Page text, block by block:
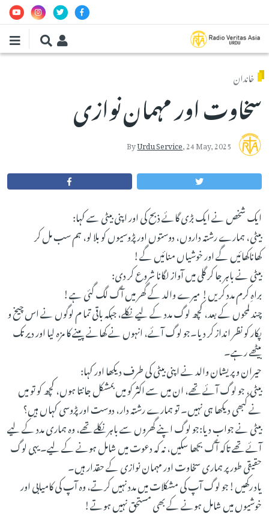
خاندان
سخاوت اور مہمان نوازی
ByUrdu Service,24 May, 2025
ایک شخص نے ایک بڑی گائے ذبح کی اور اپنی بیٹی سے کہا:
بیٹی، ہمارے رشتہ داروں، دوستوں اور پڑوسیوں کو بلا لو، ہم سب مل کر
کھاناکھائیں گے اور خوشیاں منائیں گے!
بیٹی نے باہر جا کر گلی میں آواز لگانا شروع کر دی:
براہِ کرم مدد کریں! میرے والد کے گھر میں آگ لگ گئی ہے!
چند لمحوں کے بعد، کچھ لوگ مدد کے لیے نکلے، جبکہ باقی تما م لوگوں نے اس چیخ و
پکار کو نظر انداز کر دیا۔جو لوگ آئے، انہوں نے کھانے پینے کا مزہ لیا اور دیر تک
بیٹھے رہے۔
حیران و پریشان والد نے اپنی بیٹی کی طرف دیکھا اور کہا:
بیٹی، جو لوگ آئے تھے، ان میں سے اکثر کو میں بمشکل جانتا ہوں، کچھ کو تو میں
نے کبھی دیکھا ہی نہیں۔ تو ہمارے رشتہ دار، دوست اور پڑوسی کہاں ہیں؟
بیٹی نے جواب دیا:جو لوگ اپنے گھروں سے باہر نکلے تھے، وہ ہماری مدد کے لیے
آئے تھے تاکہ آگ بجھا سکیں، نہ کہ دعوت میں شامل ہونے کے لیے۔ یہی لوگ
حقیقی طور پر ہماری سخاوت اور مہمان نوازی کے حقدار ہیں۔
یاد رکھیں!جو لوگ آپ کی مشکلات میں مدد نہیں کرتے، وہ آپ کی کامیابی اور
خوشیوں میں شامل ہونے کے بھی مستحق نہیں ہوتے!